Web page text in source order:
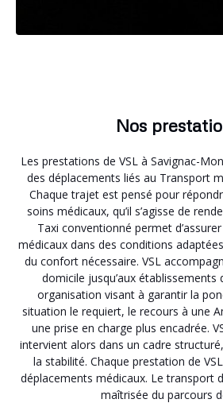
Nos
Les prestations de VSL à Savignac-
des déplacements liés au Transport
Chaque trajet est pensé pour
soins médicaux, qu’il s’agisse de
Taxi conventionné permet
médicaux dans des conditions
du confort nécessaire. VSL
domicile jusqu’aux établissements
organisation visant à garantir la
situation le requiert, le recours à une
une prise en charge plus encadrée.
intervient alors dans un cadre
la stabilité. Chaque prestation de
déplacements médicaux. Le transport
maîtrisée du parcours